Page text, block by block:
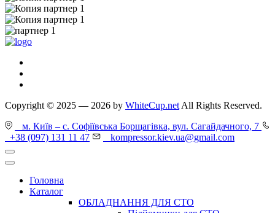
Copyright © 2025 — 2026 by WhiteCup.net All Rights Reserved.
м. Київ – с. Софіївська Борщагівка, вул. Сагайдачного, 7
+38 (097) 131 11 47
kompressor.kiev.ua@gmail.com
Головна
Каталог
ОБЛАДНАННЯ ДЛЯ СТО